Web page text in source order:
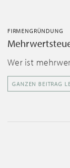
FIRMENGRÜNDUNG
Wer ist
GANZEN BEITRAG